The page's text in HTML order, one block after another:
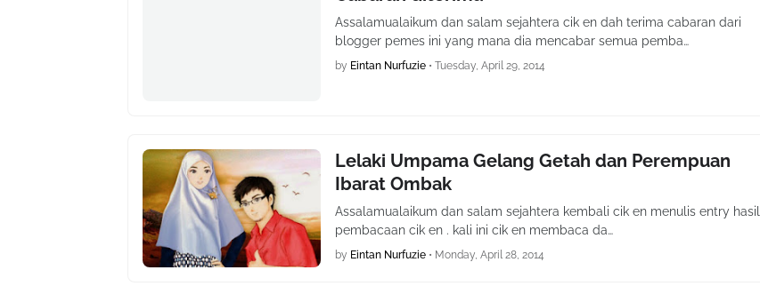
Assalamualaikum dan salam sejahtera cik en dah terima cabaran dari
blogger pemes ini yang mana dia mencabar semua pemba…
by Eintan Nurfuzie • Tuesday, April 29, 2014
Lelaki Umpama Gelang Getah dan Perempuan
Ibarat Ombak
Assalamualaikum dan salam sejahtera kembali cik en menulis entry hasil
pembacaan cik en . kali ini cik en membaca da…
by Eintan Nurfuzie • Monday, April 28, 2014